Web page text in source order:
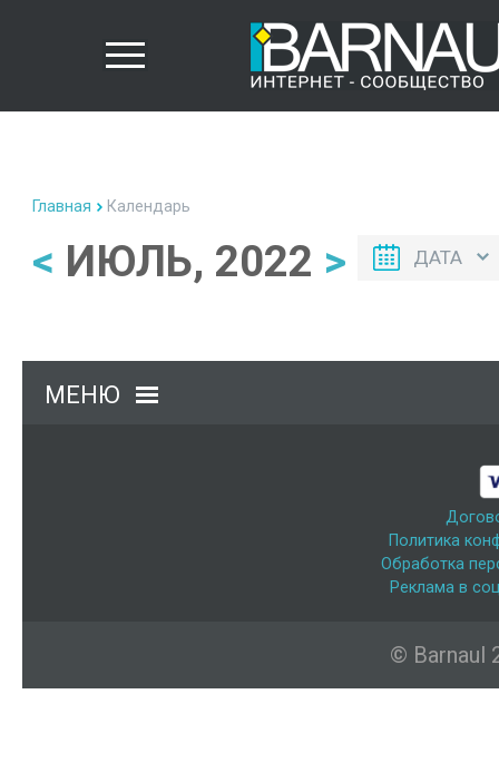
Главная Календарь
< ИЮЛЬ, 2022 > ДАТА
МЕНЮ
Политика
Обработка
Реклама в
© Barnaul